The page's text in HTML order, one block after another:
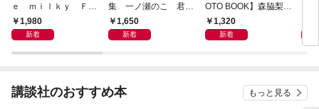
ｅ ｍｉｌｋｙ ＦＲ
ＩＤＡＹデジタル写真
集
1,980
新着
集 一ノ瀬のこ 君
と、夏と、海と。
1,650
新着
OTO BOOK】森脇梨々
夏写真集「LOVE&PO
P！！！」
1,320
新着
講談社のおすすめ本 もっと見る